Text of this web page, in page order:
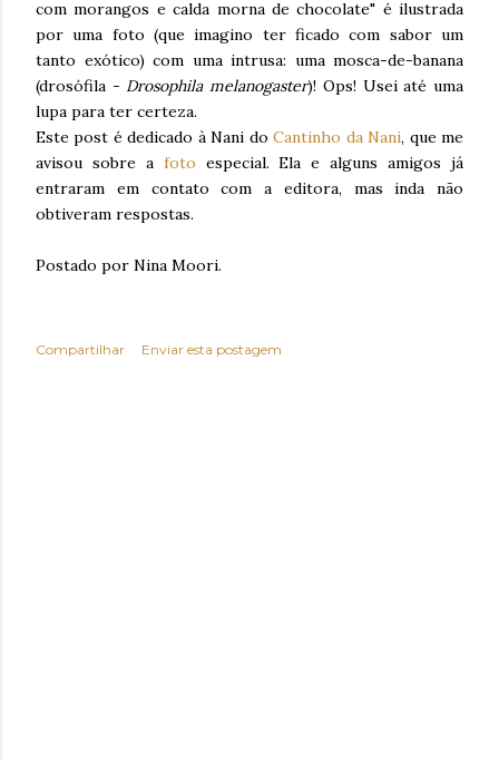
com morangos e calda morna de chocolate" é ilustrada
por uma foto (que imagino ter ficado com sabor um
tanto exótico) com uma intrusa: uma mosca-de-banana
(drosófila - Drosophila melanogaster)! Ops! Usei até uma
lupa para ter certeza.
Este post é dedicado à Nani doCantinho da Nani, que me
avisou sobre a foto especial. Ela e alguns amigos já
entraram em contato com a editora, mas inda não
obtiveram respostas.
Postado por Nina Moori.
Compartilhar Enviar esta postagem